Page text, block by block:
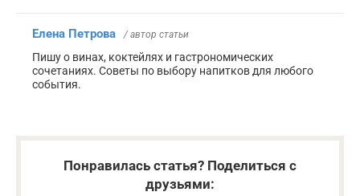
Елена Петрова / автор статьи
Пишу о винах, коктейлях и гастрономических
сочетаниях. Советы по выбору напитков для любого
события.
Понравилась статья? Поделиться с
друзьями: